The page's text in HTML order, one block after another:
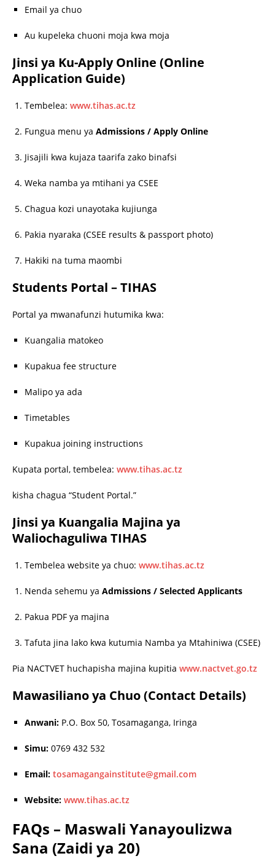
Email ya chuo
Au kupeleka chuoni moja kwa moja
Jinsi ya Ku-Apply Online (Online
Application Guide)
Tembelea: www.tihas.ac.tz
Fungua menu ya Admissions / Apply Online
Jisajili kwa kujaza taarifa zako binafsi
Weka namba ya mtihani ya CSEE
Chagua kozi unayotaka kujiunga
Pakia nyaraka (CSEE results & passport photo)
Hakiki na tuma maombi
Students Portal – TIHAS
Portal ya mwanafunzi hutumika kwa:
Kuangalia matokeo
Kupakua fee structure
Malipo ya ada
Timetables
Kupakua joining instructions
Kupata portal, tembelea: www.tihas.ac.tz
kisha chagua “Student Portal.”
Jinsi ya Kuangalia Majina ya
Waliochaguliwa TIHAS
Tembelea website ya chuo: www.tihas.ac.tz
Nenda sehemu ya Admissions / Selected Applicants
Pakua PDF ya majina
Tafuta jina lako kwa kutumia Namba ya Mtahiniwa (CSEE)
Pia NACTVET huchapisha majina kupitia www.nactvet.go.tz
Mawasiliano ya Chuo (Contact Details)
Anwani: P.O. Box 50, Tosamaganga, Iringa
Simu: 0769 432 532
Email: tosamagangainstitute@gmail.com
Website: www.tihas.ac.tz
FAQs – Maswali Yanayoulizwa
Sana (Zaidi ya 20)